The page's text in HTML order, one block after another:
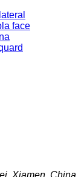
face
Xiamen, China.